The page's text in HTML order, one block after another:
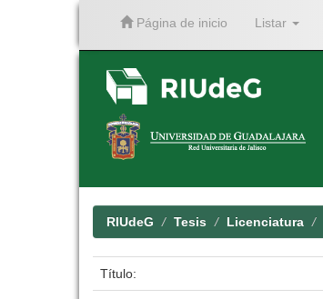
Página de inicio Listar
RIUdeG Tesis Licenciatura
Título: